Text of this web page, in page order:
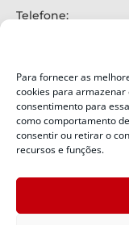
Para fornecer as
cookies para
consentimento para
como comportamento
consentir ou retirar o
recursos e funções.
Telefone:
Alertas Defesa Civil:
SMS 40199
ENDEREÇO
Defesa Civil do
Capoeiras,